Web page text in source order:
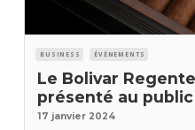
BUSINESS ÉVÉNEMENTS
Le Bolivar
présenté au public
17 janvier 2024